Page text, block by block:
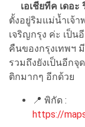
เอเชียทีค เดอ
ตั้งอยู่ริมแม่น้ำเจ้า
เจริญกรุง ค่ะ เป็น
คืนของกรุงเทพฯ
รวมถึงยังเป็นอีก
ติกมากๆ อีกด้วย
📍 พิกัด :
https://